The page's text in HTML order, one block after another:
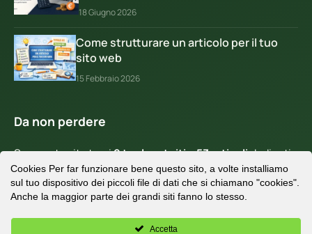
18 Giugno 2026
Come strutturare un articolo per il tuo
sito web
15 Febbraio 2026
Da non perdere
Su questo sito trovi9 tool gratuitie53 articolidedicati
a WordPress, SEO e sviluppo web.
Contattamiper una consulenza gratuita.
Cookies Per far funzionare bene questo sito, a volte installiamo
sul tuo dispositivo dei piccoli file di dati che si chiamano "cookies".
Anche la maggior parte dei grandi siti fanno lo stesso.
Accetta